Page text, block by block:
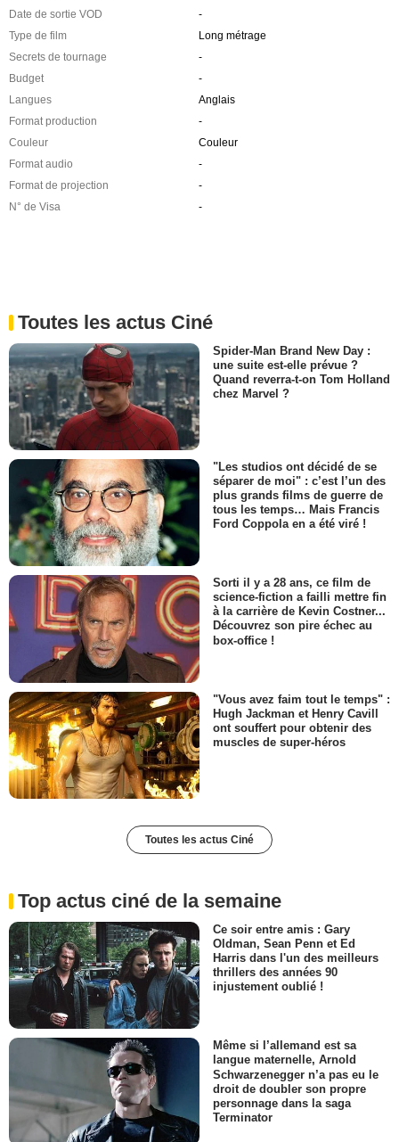
Date de sortie VOD
-
Type de film
Long métrage
Secrets de tournage
-
Budget
-
Langues
Anglais
Format production
-
Couleur
Couleur
Format audio
-
Format de projection
-
N° de Visa
-
Toutes les actus Ciné
Spider-Man Brand New Day :
une suite est-elle prévue ?
Quand reverra-t-on Tom Holland
chez Marvel ?
"Les studios ont décidé de se
séparer de moi" : c’est l’un des
plus grands films de guerre de
tous les temps… Mais Francis
Ford Coppola en a été viré !
Sorti il y a 28 ans, ce film de
science-fiction a failli mettre fin
à la carrière de Kevin Costner...
Découvrez son pire échec au
box-office !
"Vous avez faim tout le temps" :
Hugh Jackman et Henry Cavill
ont souffert pour obtenir des
muscles de super-héros
Toutes les actus Ciné
Top actus ciné de la semaine
Ce soir entre amis : Gary
Oldman, Sean Penn et Ed
Harris dans l'un des meilleurs
thrillers des années 90
injustement oublié !
Même si l’allemand est sa
langue maternelle, Arnold
Schwarzenegger n’a pas eu le
droit de doubler son propre
personnage dans la saga
Terminator